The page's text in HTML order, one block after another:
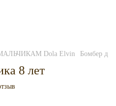
Dola Elvin Бомбер для
8 лет